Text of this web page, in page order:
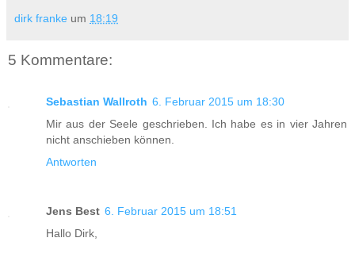
dirk franke um 18:19
5 Kommentare:
Sebastian Wallroth 6. Februar 2015 um 18:30
Mir aus der Seele geschrieben. Ich habe es in vier Jahren
nicht anschieben können.
Antworten
Jens Best 6. Februar 2015 um 18:51
Hallo Dirk,